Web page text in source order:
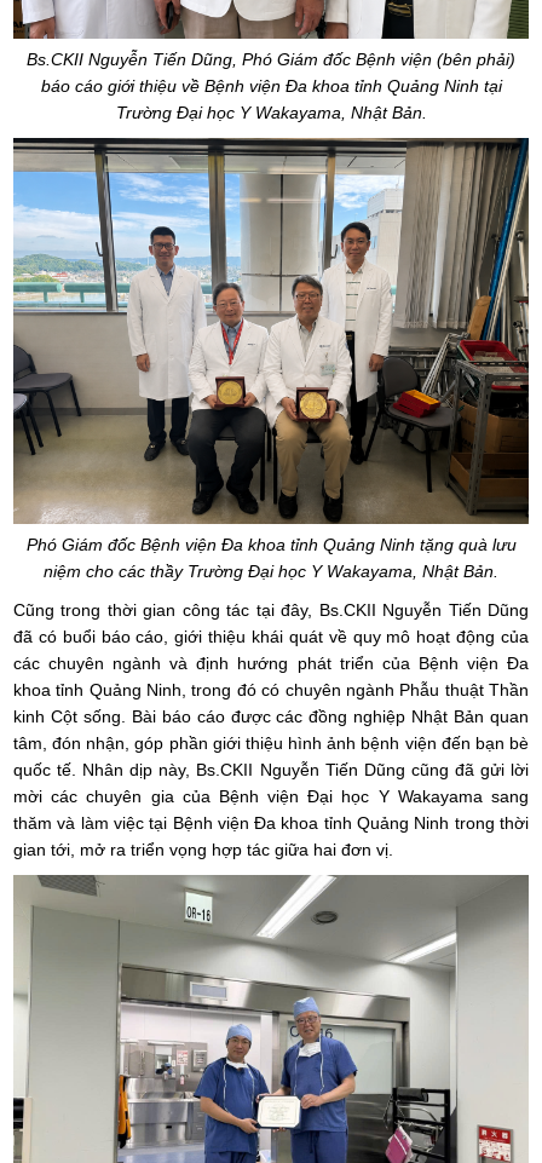
Bs.CKII Nguyễn Tiến Dũng, Phó Giám đốc Bệnh viện (bên phải)
báo cáo giới thiệu về Bệnh viện Đa khoa tỉnh Quảng Ninh tại
Trường Đại học Y Wakayama, Nhật Bản.
Phó Giám đốc Bệnh viện Đa khoa tỉnh Quảng Ninh tặng quà lưu
niệm cho các thầy Trường Đại học Y Wakayama, Nhật Bản.
Cũng trong thời gian công tác tại đây, Bs.CKII Nguyễn Tiến Dũng
đã có buổi báo cáo, giới thiệu khái quát về quy mô hoạt động của
các chuyên ngành và định hướng phát triển của Bệnh viện Đa
khoa tỉnh Quảng Ninh, trong đó có chuyên ngành Phẫu thuật Thần
kinh Cột sống. Bài báo cáo được các đồng nghiệp Nhật Bản quan
tâm, đón nhận, góp phần giới thiệu hình ảnh bệnh viện đến bạn bè
quốc tế. Nhân dịp này, Bs.CKII Nguyễn Tiến Dũng cũng đã gửi lời
mời các chuyên gia của Bệnh viện Đại học Y Wakayama sang
thăm và làm việc tại Bệnh viện Đa khoa tỉnh Quảng Ninh trong thời
gian tới, mở ra triển vọng hợp tác giữa hai đơn vị.